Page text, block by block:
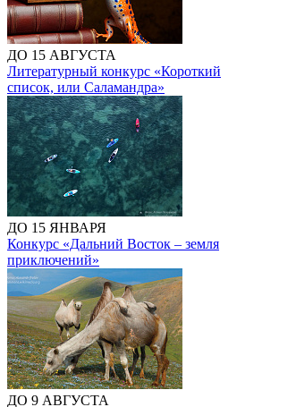
ДО 15 АВГУСТА
Литературный конкурс «Короткий
список, или Саламандра»
ДО 15 ЯНВАРЯ
Конкурс «Дальний Восток – земля
приключений»
ДО 9 АВГУСТА